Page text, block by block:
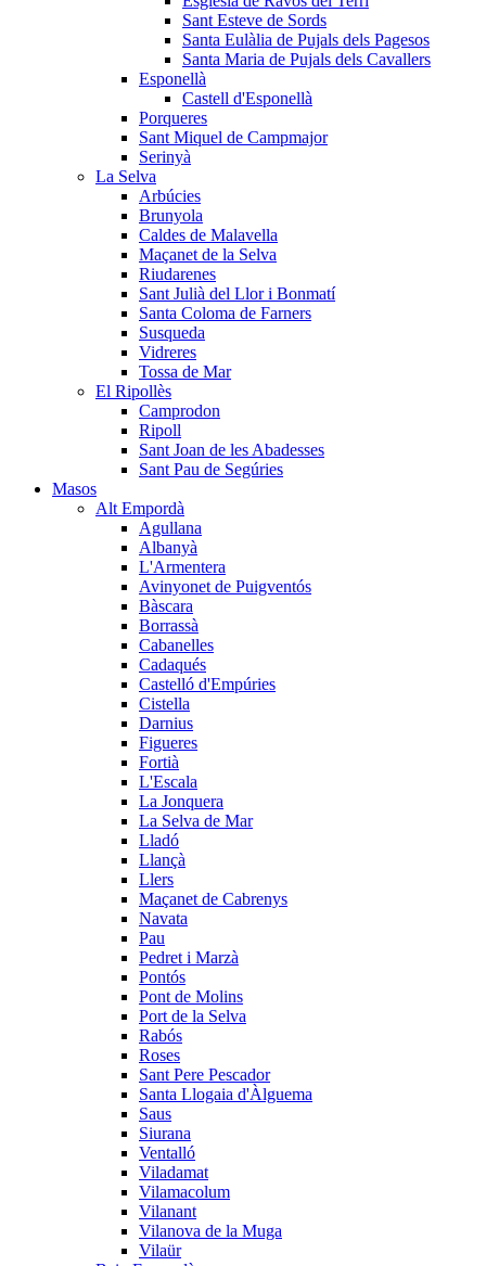
Sant Esteve de Sords
Santa Eulàlia de Pujals dels Pagesos
Santa Maria de Pujals dels Cavallers
Esponellà
Castell d'Esponellà
Porqueres
Sant Miquel de Campmajor
Serinyà
La Selva
Arbúcies
Brunyola
Caldes de Malavella
Maçanet de la Selva
Riudarenes
Sant Julià del Llor i Bonmatí
Santa Coloma de Farners
Susqueda
Vidreres
Tossa de Mar
El Ripollès
Camprodon
Ripoll
Sant Joan de les Abadesses
Sant Pau de Segúries
Masos
Alt Empordà
Agullana
Albanyà
L'Armentera
Avinyonet de Puigventós
Bàscara
Borrassà
Cabanelles
Cadaqués
Castelló d'Empúries
Cistella
Darnius
Figueres
Fortià
L'Escala
La Jonquera
La Selva de Mar
Lladó
Llançà
Llers
Maçanet de Cabrenys
Navata
Pau
Pedret i Marzà
Pontós
Pont de Molins
Port de la Selva
Rabós
Roses
Sant Pere Pescador
Santa Llogaia d'Àlguema
Saus
Siurana
Ventalló
Viladamat
Vilamacolum
Vilanant
Vilanova de la Muga
Vilaür